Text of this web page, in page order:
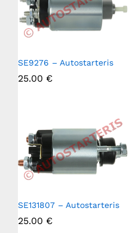
SE9276 – Autostarteris
25.00 €
SE131807 – Autostarteris
25.00 €